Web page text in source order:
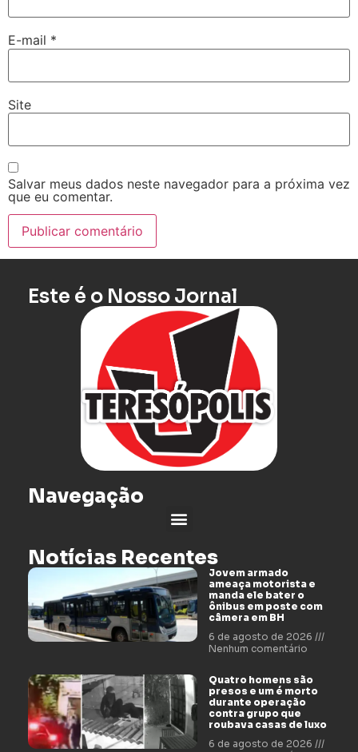
E-mail *
Site
Salvar meus dados neste navegador para a próxima vez
que eu comentar.
Este é o Nosso Jornal
Navegação
Notícias Recentes
Jovem armado
ameaça motorista e
manda ele bater o
ônibus em poste com
câmera em BH
6 de agosto de 2026
Nenhum comentário
Quatro homens são
presos e um é morto
durante operação
contra grupo que
roubava casas de luxo
6 de agosto de 2026